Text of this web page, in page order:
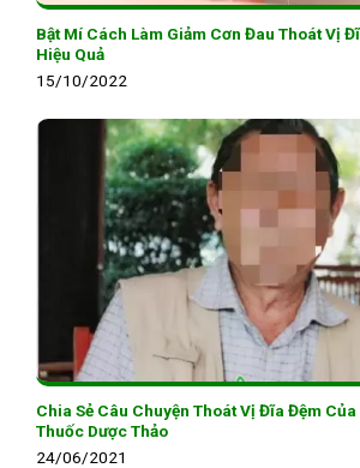
Bật Mí Cách Làm Giảm Cơn Đau Thoát Vị
Hiệu Quả
15/10/2022
Chia Sẻ Câu Chuyện Thoát Vị Đĩa Đệm
Thuốc Dược Thảo
24/06/2021